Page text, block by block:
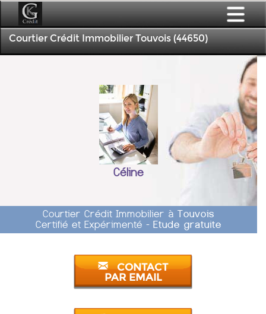
Courtier Crédit Immobilier Touvois (44650)
Céline
Courtier Crédit Immobilier à Touvois
Certifié et Expérimenté - Etude gratuite
CONTACT
PAR EMAIL